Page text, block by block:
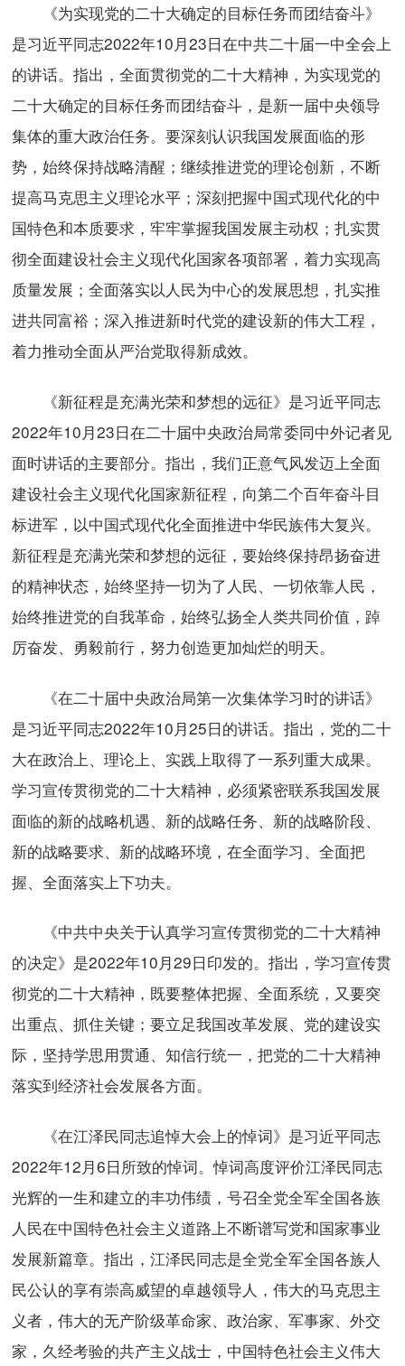
《为实现党的二十大确定的目标任务而团结奋斗》
是习近平同志2022年10月23日在中共二十届一中全会上
的讲话。指出，全面贯彻党的二十大精神，为实现党的
二十大确定的目标任务而团结奋斗，是新一届中央领导
集体的重大政治任务。要深刻认识我国发展面临的形
势，始终保持战略清醒；继续推进党的理论创新，不断
提高马克思主义理论水平；深刻把握中国式现代化的中
国特色和本质要求，牢牢掌握我国发展主动权；扎实贯
彻全面建设社会主义现代化国家各项部署，着力实现高
质量发展；全面落实以人民为中心的发展思想，扎实推
进共同富裕；深入推进新时代党的建设新的伟大工程，
着力推动全面从严治党取得新成效。
《新征程是充满光荣和梦想的远征》是习近平同志
2022年10月23日在二十届中央政治局常委同中外记者见
面时讲话的主要部分。指出，我们正意气风发迈上全面
建设社会主义现代化国家新征程，向第二个百年奋斗目
标进军，以中国式现代化全面推进中华民族伟大复兴。
新征程是充满光荣和梦想的远征，要始终保持昂扬奋进
的精神状态，始终坚持一切为了人民、一切依靠人民，
始终推进党的自我革命，始终弘扬全人类共同价值，踔
厉奋发、勇毅前行，努力创造更加灿烂的明天。
《在二十届中央政治局第一次集体学习时的讲话》
是习近平同志2022年10月25日的讲话。指出，党的二十
大在政治上、理论上、实践上取得了一系列重大成果。
学习宣传贯彻党的二十大精神，必须紧密联系我国发展
面临的新的战略机遇、新的战略任务、新的战略阶段、
新的战略要求、新的战略环境，在全面学习、全面把
握、全面落实上下功夫。
《中共中央关于认真学习宣传贯彻党的二十大精神
的决定》是2022年10月29日印发的。指出，学习宣传贯
彻党的二十大精神，既要整体把握、全面系统，又要突
出重点、抓住关键；要立足我国改革发展、党的建设实
际，坚持学思用贯通、知信行统一，把党的二十大精神
落实到经济社会发展各方面。
《在江泽民同志追悼大会上的悼词》是习近平同志
2022年12月6日所致的悼词。悼词高度评价江泽民同志
光辉的一生和建立的丰功伟绩，号召全党全军全国各族
人民在中国特色社会主义道路上不断谱写党和国家事业
发展新篇章。指出，江泽民同志是全党全军全国各族人
民公认的享有崇高威望的卓越领导人，伟大的马克思主
义者，伟大的无产阶级革命家、政治家、军事家、外交
家，久经考验的共产主义战士，中国特色社会主义伟大